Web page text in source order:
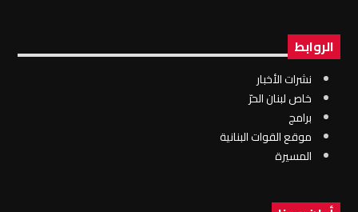
الروابط
نشرات الأخبار
خاص لبنان الحرّ
برامج
موقع القوات البنانية
المسيرة